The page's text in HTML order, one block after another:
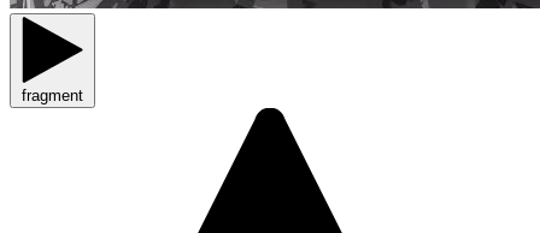
fragment